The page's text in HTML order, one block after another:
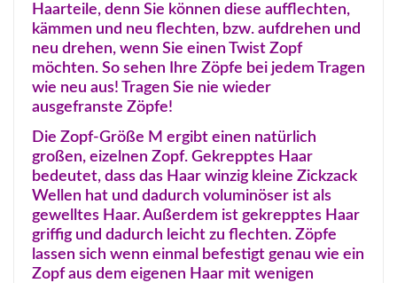
Haarteile, denn Sie können diese aufflechten,
kämmen und neu flechten, bzw. aufdrehen und
neu drehen, wenn Sie einen Twist Zopf
möchten. So sehen Ihre Zöpfe bei jedem Tragen
wie neu aus! Tragen Sie nie wieder
ausgefranste Zöpfe!
Die Zopf-Größe M ergibt einen natürlich
großen, eizelnen Zopf. Gekrepptes Haar
bedeutet, dass das Haar winzig kleine Zickzack
Wellen hat und dadurch voluminöser ist als
gewelltes Haar. Außerdem ist gekrepptes Haar
griffig und dadurch leicht zu flechten. Zöpfe
lassen sich wenn einmal befestigt genau wie ein
Zopf aus dem eigenen Haar mit wenigen